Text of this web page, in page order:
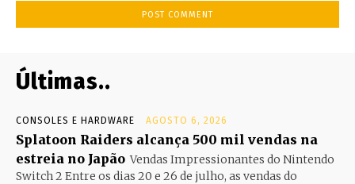
Últimas..
CONSOLES E HARDWARE AGOSTO 6, 2026
Splatoon Raiders alcança 500 mil vendas na
estreia no Japão Vendas Impressionantes do Nintendo
Switch 2 Entre os dias 20 e 26 de julho, as vendas do